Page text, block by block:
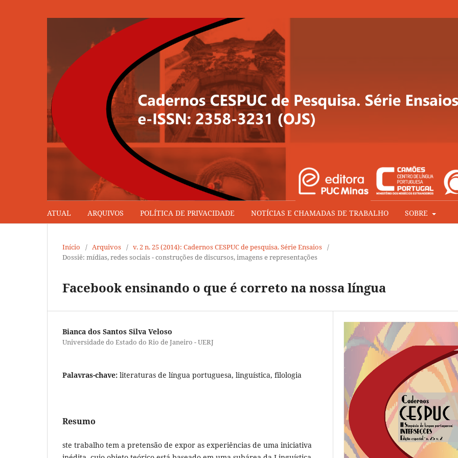
ATUAL ARQUIVOS POLÍTICA DE PRIVACIDADE NOTÍCIAS E CHAMADAS DE TRABALHO SOBRE
Início / Arquivos / v. 2 n. 25 (2014): Cadernos CESPUC de pesquisa. Série Ensaios /
Dossiê: mídias, redes sociais - construções de discursos, imagens e representações
Facebook ensinando o que é correto na nossa língua
Bianca dos Santos Silva Veloso
Universidade do Estado do Rio de Janeiro - UERJ
Palavras-chave: literaturas de língua portuguesa, linguística, filologia
Resumo
ste trabalho tem a pretensão de expor as experiências de uma iniciativa